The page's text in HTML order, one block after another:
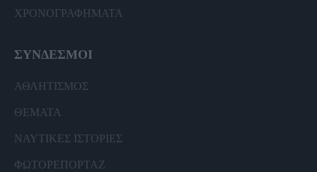
ΧΡΟΝΟΓΡΑΦΗΜΑΤΑ
ΣΥΝΔΕΣΜΟΙ
ΑΘΛΗΤΙΣΜΟΣ
ΘΕΜΑΤΑ
ΝΑΥΤΙΚΕΣ ΙΣΤΟΡΙΕΣ
ΦΩΤΟΡΕΠΟΡΤΑΖ